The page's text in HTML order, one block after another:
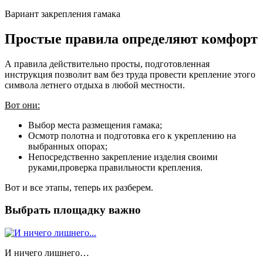
Вариант закрепления гамака
Простые правила определяют комфорт
А правила действительно просты, подготовленная
инструкция позволит вам без труда провести крепление этого
символа летнего отдыха в любой местности.
Вот они:
Выбор места размещения гамака;
Осмотр полотна и подготовка его к укреплению на
выбранных опорах;
Непосредственно закрепление изделия своими
руками,проверка правильности крепления.
Вот и все этапы, теперь их разберем.
Выбрать площадку важно
И ничего лишнего…